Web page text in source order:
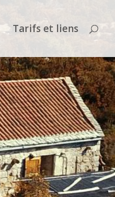
Tarifs et liens